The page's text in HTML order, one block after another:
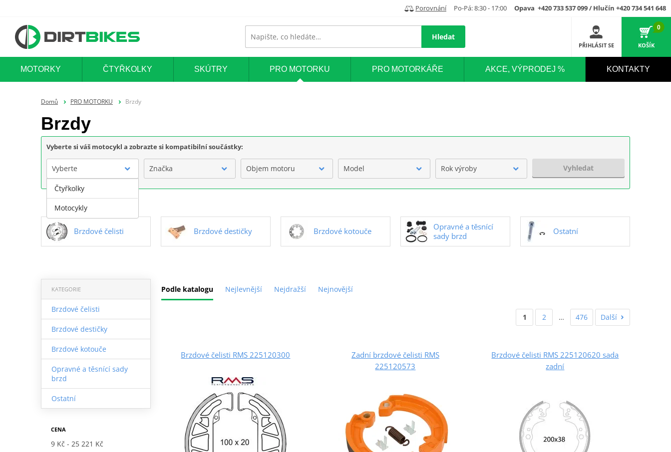
Porovnání Po-Pá: 8:30 - 17:00 Opava +420 733 537 099 / Hlučín +420 734 541 648
Hledat
PŘIHLÁSIT SE
0
KOŠÍK
MOTORKY ČTYŘKOLKY SKÚTRY PRO MOTORKU PRO MOTORKÁŘE AKCE, VÝPRODEJ % KONTAKTY
Domů PRO MOTORKU Brzdy
Brzdy
Vyberte si váš motocykl a zobrazte si kompatibilní součástky:
Vyberte Značka Objem motoru Model Rok výroby Vyhledat
Brzdové čelisti Brzdové destičky Brzdové kotouče
Opravné a těsnící
sady brzd
Ostatní
Podle katalogu Nejlevnější Nejdražší Nejnovější
KATEGORIE
Brzdové čelisti
Brzdové destičky
Brzdové kotouče
Opravné a těsnící sady
brzd
Ostatní
CENA
9 Kč 25 221 Kč
1 2 … 476 Další
Brzdové čelisti RMS 225120300
Zadní brzdové čelisti RMS
225120573
Brzdové čelisti RMS 225120620 sada
zadní
Čtyřkolky
Motocykly